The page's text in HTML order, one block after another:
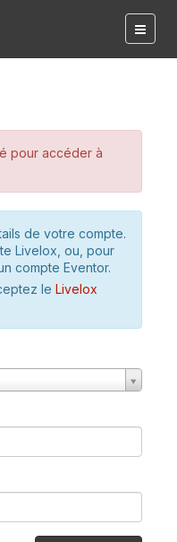
pour accéder à
de votre compte.
Livelox, ou, pour
compte Eventor.
le Livelox